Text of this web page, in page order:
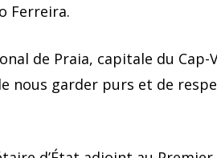
Ferreira.
de Praia, capitale du Cap-
nous garder purs et de